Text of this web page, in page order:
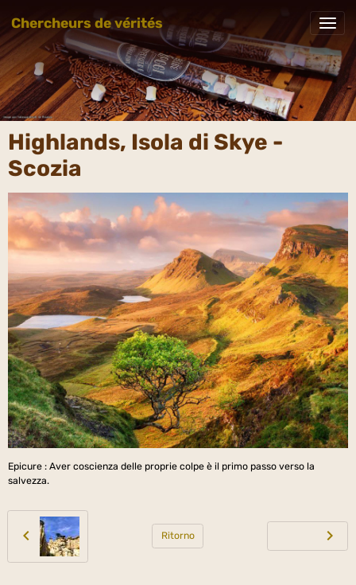
Chercheurs de vérités
Highlands, Isola di Skye -
Scozia
Epicure : Aver coscienza delle proprie colpe è il primo passo verso la
salvezza.
Ritorno